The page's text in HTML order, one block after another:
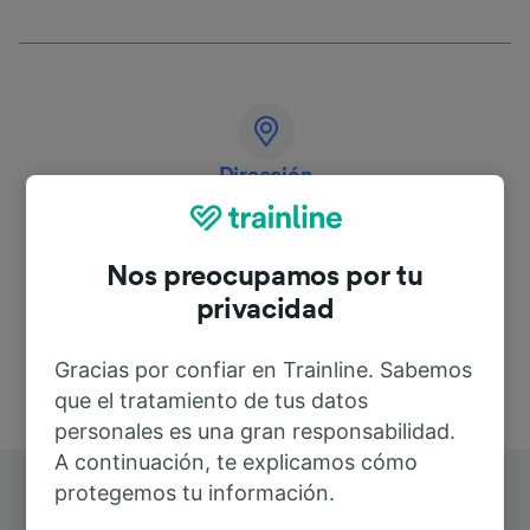
Dirección
Nos preocupamos por tu
privacidad
Gracias por confiar en Trainline. Sabemos
que el tratamiento de tus datos
personales es una gran responsabilidad.
A continuación, te explicamos cómo
protegemos tu información.